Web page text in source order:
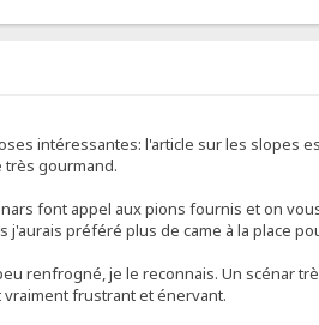
intéressantes: l'article sur les slopes
très gourmand.
font appel aux pions fournis et on
préféré plus de came à la place
renfrogné, je le reconnais. Un scénar
frustrant et énervant.